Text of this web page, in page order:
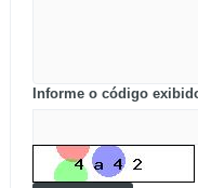
Informe o código